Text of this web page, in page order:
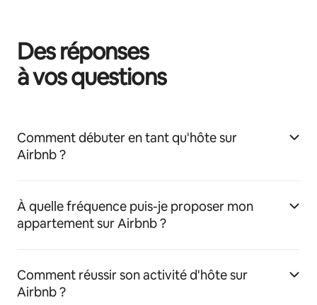
Des réponses
à vos questions
Comment débuter en tant qu'hôte sur
Airbnb ?
À quelle fréquence puis-je proposer mon
appartement sur Airbnb ?
Comment réussir son activité d'hôte sur
Airbnb ?